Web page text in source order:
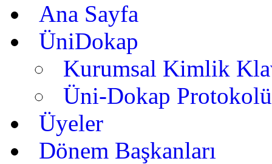
Ana Sayfa
ÜniDokap
Kurumsal Kimlik
Üni-Dokap Protokolü
Üyeler
Dönem Başkanları